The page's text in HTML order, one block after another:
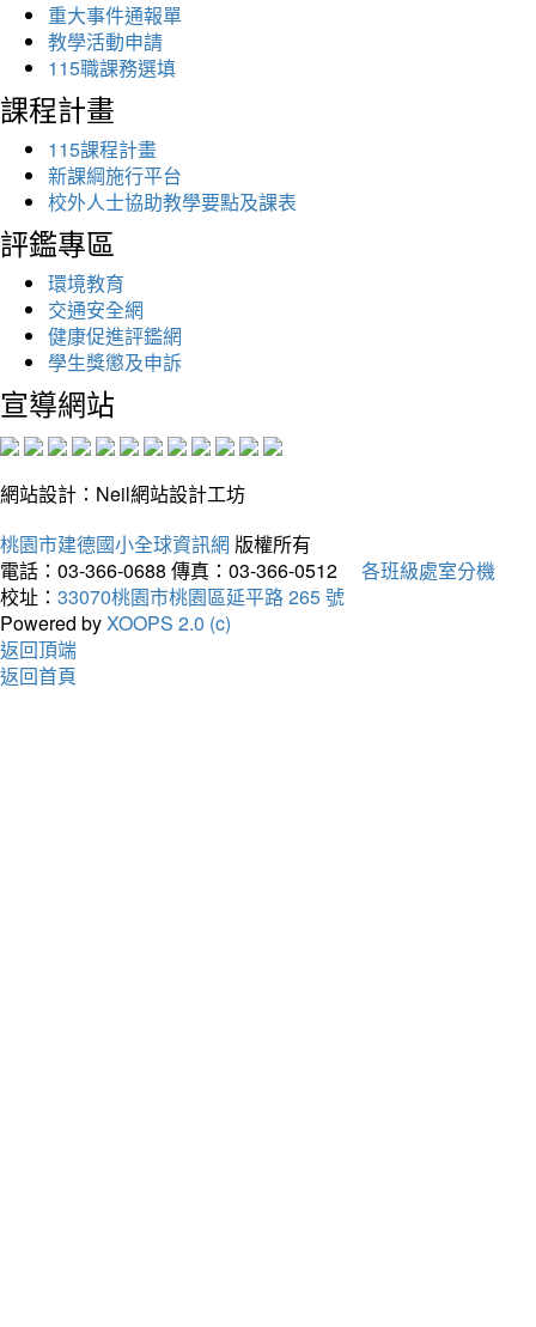
重大事件通報單
教學活動申請
115職課務選填
課程計畫
115課程計畫
新課綱施行平台
校外人士協助教學要點及課表
評鑑專區
環境教育
交通安全網
健康促進評鑑網
學生獎懲及申訴
宣導網站
網站設計：Neil網站設計工坊
桃園市建德國小全球資訊網 版權所有
電話：03-366-0688 傳真：03-366-0512
各班級處室分機
校址： 33070桃園市桃園區延平路 265 號
Powered byXOOPS 2.0 (c)
返回頂端
返回首頁